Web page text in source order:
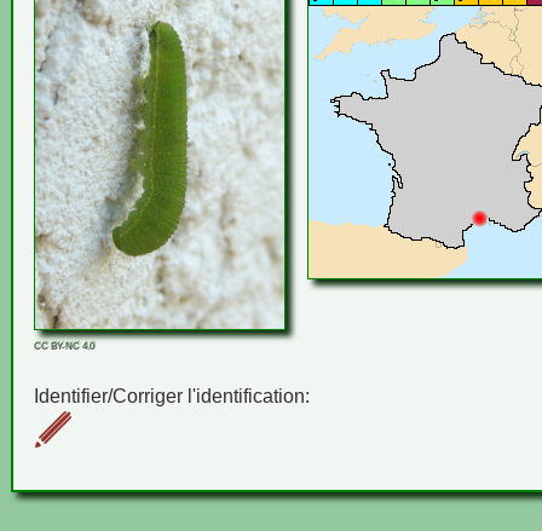
CC BY-NC 4.0
Identifier/Corriger l'identification: